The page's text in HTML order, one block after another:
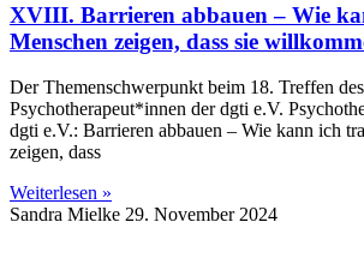
XVIII. Barrieren abbauen – Wie
Menschen zeigen, dass sie
Der Themenschwerpunkt beim 18. Treffen
Psychotherapeut*innen der dgti e.V.
dgti e.V.: Barrieren abbauen – Wie kann ich
zeigen, dass
Weiterlesen »
Sandra Mielke 29. November 2024